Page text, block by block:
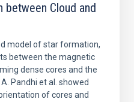
between Cloud and
model of star formation,
between the magnetic
dense cores and the
Pandhi et al. showed
of cores and